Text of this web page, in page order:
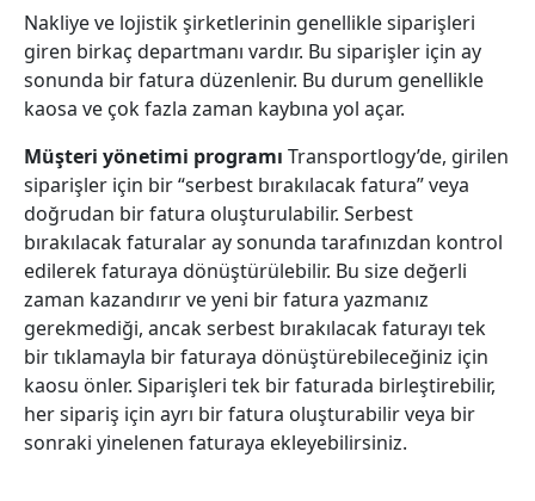
Nakliye ve lojistik şirketlerinin genellikle siparişleri
giren birkaç departmanı vardır. Bu siparişler için ay
sonunda bir fatura düzenlenir. Bu durum genellikle
kaosa ve çok fazla zaman kaybına yol açar.
Müşteri yönetimi programı Transportlogy’de, girilen
siparişler için bir “serbest bırakılacak fatura” veya
doğrudan bir fatura oluşturulabilir. Serbest
bırakılacak faturalar ay sonunda tarafınızdan kontrol
edilerek faturaya dönüştürülebilir. Bu size değerli
zaman kazandırır ve yeni bir fatura yazmanız
gerekmediği, ancak serbest bırakılacak faturayı tek
bir tıklamayla bir faturaya dönüştürebileceğiniz için
kaosu önler. Siparişleri tek bir faturada birleştirebilir,
her sipariş için ayrı bir fatura oluşturabilir veya bir
sonraki yinelenen faturaya ekleyebilirsiniz.